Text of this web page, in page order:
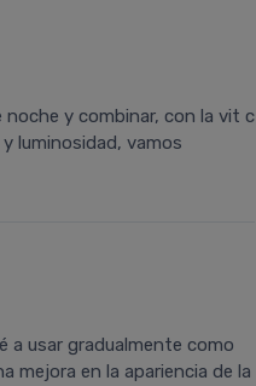
noche y combinar, con la vit c
luminosidad, vamos
a usar gradualmente como
mejora en la apariencia de la